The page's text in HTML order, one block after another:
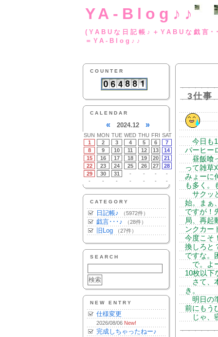
YA-Blog♪♪
(YABUな日記帳♪
＝YA-Blog♪♪
COUNTER
CALENDAR
« 2024.12 »
SUN MON TUE WED THU FRI SAT
1
2 3 4 5 6
7
8
9 10 11 12 13
14
15
16 17 18 19 20
21
22
23 24 25 26 27
28
29
30 31 - - -
-
-
- - - - - -
CATEGORY
日記帳♪ （5972件）
戯言･･･♪ （28件）
旧Log （27件）
SEARCH
NEW ENTRY
仕様変更
2026/08/06 New!
完成しちゃったねー♪
3仕事
今日も
パーヒー
昼飯喰
って雑草
みょーに
も多く。
サクッ
始。まぁ
ですが！
局、再起
ンクカー
今度こそ
換しろと
ですな。
で。よ
10枚以下
さて、
き。
明日の
前にもう
じゃ、